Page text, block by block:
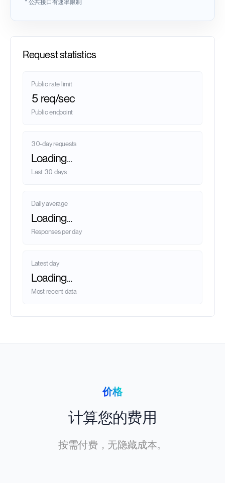
* 公共接口有速率限制
Request statistics
Public rate limit
5 req/sec
Public endpoint
30-day requests
Loading...
Last 30 days
Daily average
Loading...
Responses per day
Latest day
Loading...
Most recent data
价格
计算您的费用
按需付费，无隐藏成本。